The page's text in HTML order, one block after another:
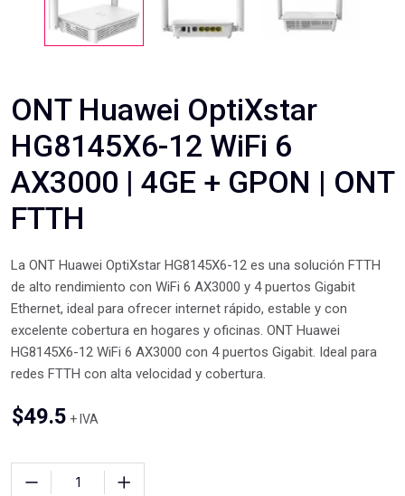
ONT Huawei OptiXstar
HG8145X6-12 WiFi 6
AX3000 | 4GE + GPON | ONT
FTTH
La ONT Huawei OptiXstar HG8145X6-12 es una solución FTTH
de alto rendimiento con WiFi 6 AX3000 y 4 puertos Gigabit
Ethernet, ideal para ofrecer internet rápido, estable y con
excelente cobertura en hogares y oficinas. ONT Huawei
HG8145X6-12 WiFi 6 AX3000 con 4 puertos Gigabit. Ideal para
redes FTTH con alta velocidad y cobertura.
$49.5 + IVA